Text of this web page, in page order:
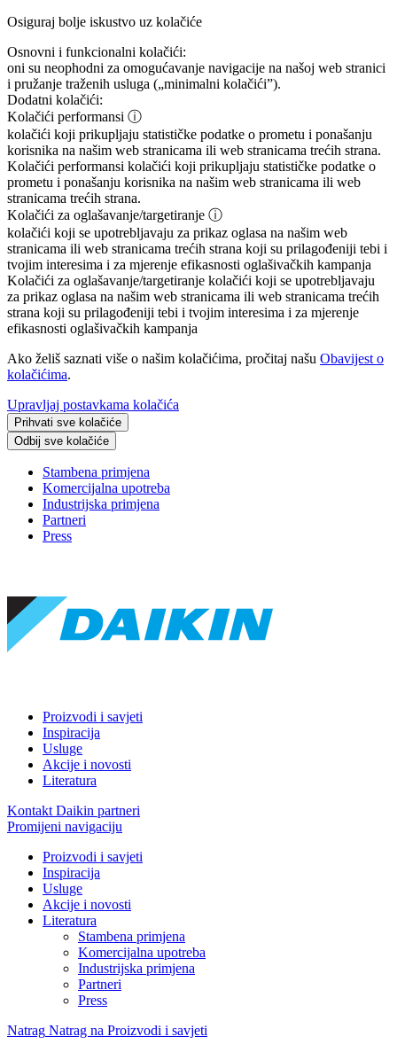
Osiguraj bolje iskustvo uz kolačiće
Osnovni i funkcionalni kolačići:
oni su neophodni za omogućavanje navigacije na našoj web stranici
i pružanje traženih usluga („minimalni kolačići”).
Dodatni kolačići:
Kolačići performansi ⓘ
kolačići koji prikupljaju statističke podatke o prometu i ponašanju
korisnika na našim web stranicama ili web stranicama trećih strana.
Kolačići performansi kolačići koji prikupljaju statističke podatke o
prometu i ponašanju korisnika na našim web stranicama ili web
stranicama trećih strana.
Kolačići za oglašavanje/targetiranje ⓘ
kolačići koji se upotrebljavaju za prikaz oglasa na našim web
stranicama ili web stranicama trećih strana koji su prilagođeniji tebi i
tvojim interesima i za mjerenje efikasnosti oglašivačkih kampanja
Kolačići za oglašavanje/targetiranje kolačići koji se upotrebljavaju
za prikaz oglasa na našim web stranicama ili web stranicama trećih
strana koji su prilagođeniji tebi i tvojim interesima i za mjerenje
efikasnosti oglašivačkih kampanja
Ako želiš saznati više o našim kolačićima, pročitaj našu Obavijest o
kolačićima.
Upravljaj postavkama kolačića
Prihvati sve kolačiće
Odbij sve kolačiće
Stambena primjena
Komercijalna upotreba
Industrijska primjena
Partneri
Press
Proizvodi i savjeti
Inspiracija
Usluge
Akcije i novosti
Literatura
Kontakt Daikin partneri
Promijeni navigaciju
Proizvodi i savjeti
Inspiracija
Usluge
Akcije i novosti
Literatura
Stambena primjena
Komercijalna upotreba
Industrijska primjena
Partneri
Press
Natrag Natrag na Proizvodi i savjeti